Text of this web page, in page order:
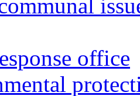
office